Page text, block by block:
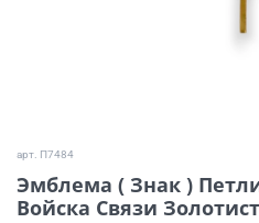
арт. П7484
Эмблема ( Знак )
Войска Связи